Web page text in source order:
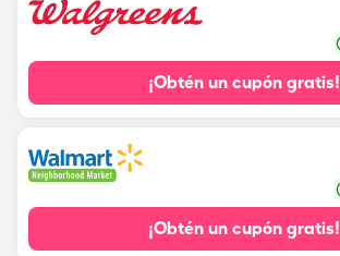
¡Obtén un cupón gratis!
¡Obtén un cupón gratis!